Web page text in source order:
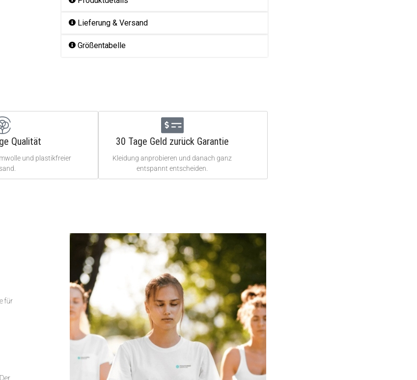
Lieferung & Versand
Größentabelle
Qualität
und plastikfreier
30 Tage Geld zurück Garantie
Kleidung anprobieren und danach ganz
entspannt entscheiden.
für